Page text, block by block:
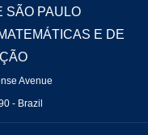
SÃO PAULO
E DE
Avenue
- Brazil